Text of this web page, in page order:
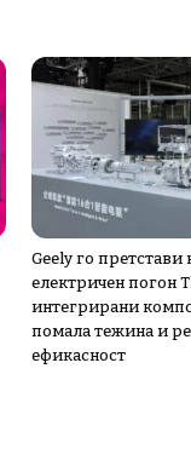
Geely го претстави
електричен погон
интегрирани
помала тежина и
ефикасност